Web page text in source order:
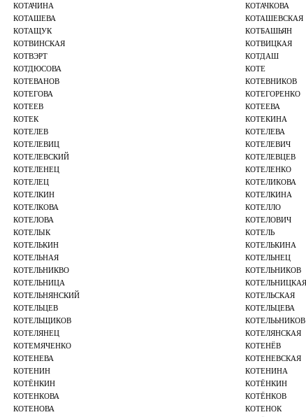
КОТАЧИНА
КОТАЧКОВА
КОТАШЕВА
КОТАШЕВСКАЯ
КОТАЩУК
КОТБАШЬЯН
КОТВИНСКАЯ
КОТВИЦКАЯ
КОТВЭРТ
КОТДАШ
КОТДЮСОВА
КОТЕ
КОТЕВАНОВ
КОТЕВНИКОВ
КОТЕГОВА
КОТЕГОРЕНКО
КОТЕЕВ
КОТЕЕВА
КОТЕК
КОТЕКИНА
КОТЕЛЕВ
КОТЕЛЕВА
КОТЕЛЕВИЦ
КОТЕЛЕВИЧ
КОТЕЛЕВСКИЙ
КОТЕЛЕВЦЕВ
КОТЕЛЕНЕЦ
КОТЕЛЕНКО
КОТЕЛЕЦ
КОТЕЛИКОВА
КОТЕЛКИН
КОТЕЛКИНА
КОТЕЛКОВА
КОТЕЛЛО
КОТЕЛОВА
КОТЕЛОВИЧ
КОТЕЛЫК
КОТЕЛЬ
КОТЕЛЬКИН
КОТЕЛЬКИНА
КОТЕЛЬНАЯ
КОТЕЛЬНЕЦ
КОТЕЛЬНИКВО
КОТЕЛЬНИКОВ
КОТЕЛЬНИЦА
КОТЕЛЬНИЦКАЯ
КОТЕЛЬНЯНСКИЙ
КОТЕЛЬСКАЯ
КОТЕЛЬЦЕВ
КОТЕЛЬЦЕВА
КОТЕЛЬЩИКОВ
КОТЕЛЬЬНИКОВ
КОТЕЛЯНЕЦ
КОТЕЛЯНСКАЯ
КОТЕМЯЧЕНКО
КОТЕНЁВ
КОТЕНЕВА
КОТЕНЕВСКАЯ
КОТЕНИН
КОТЕНИНА
КОТЁНКИН
КОТЁНКИН
КОТЕНКОВА
КОТЁНКОВ
КОТЕНОВА
КОТЕНОК